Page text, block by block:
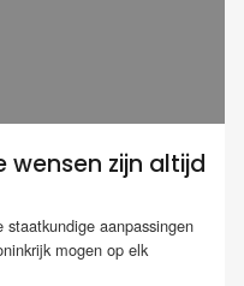
wensen zijn altijd
aanpassingen
mogen op elk